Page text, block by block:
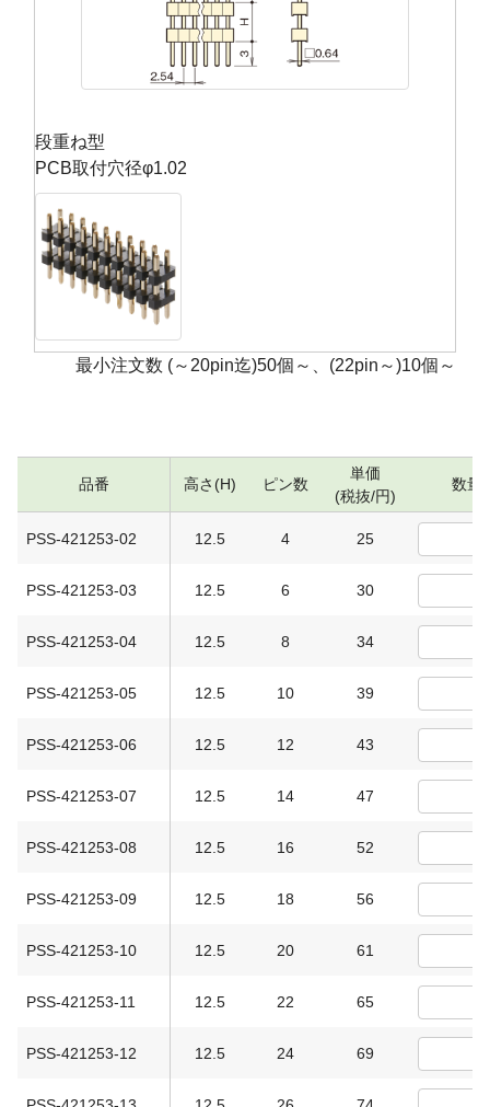
段重ね型
PCB取付穴径φ1.02
最小注文数 (～20pin迄)50個～、(22pin～)10個～
品番 高さ(H) ピン数
単価
(税抜/円)
数量
PSS-421253-02 12.5 4 25
PSS-421253-03 12.5 6 30
PSS-421253-04 12.5 8 34
PSS-421253-05 12.5 10 39
PSS-421253-06 12.5 12 43
PSS-421253-07 12.5 14 47
PSS-421253-08 12.5 16 52
PSS-421253-09 12.5 18 56
PSS-421253-10 12.5 20 61
PSS-421253-11 12.5 22 65
PSS-421253-12 12.5 24 69